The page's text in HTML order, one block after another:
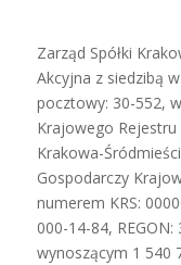
Zarząd Spółki
Akcyjna z siedzibą
pocztowy: 30-552,
Krajowego
Krakowa-
Gospodarczy
numerem KRS:
000-14-84,
wynoszącym 1 540